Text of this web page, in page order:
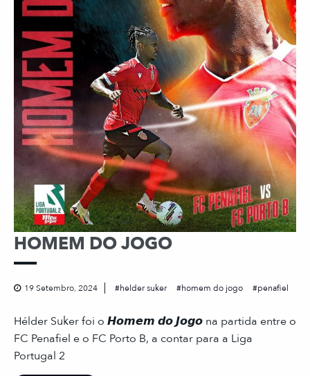
HOMEM DO JOGO
19 Setembro, 2024 helder suker homem do jogo penafiel
Hélder Suker foi o 𝙃𝙤𝙢𝙚𝙢 𝙙𝙤 𝙅𝙤𝙜𝙤 na partida entre o
FC Penafiel e o FC Porto B, a contar para a Liga
Portugal 2